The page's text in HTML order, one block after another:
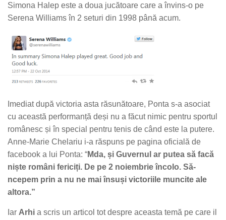
Simona Halep este a doua jucătoare care a învins-o pe
Serena Williams în 2 seturi din 1998 până acum.
Imediat după victoria asta răsunătoare, Ponta s-a asociat
cu această performanță deși nu a făcut nimic pentru sportul
românesc și în special pentru tenis de când este la putere.
Anne-Marie Chelariu i-a răspuns pe pagina oficială de
facebook a lui Ponta: “Mda, și Guvernul ar putea să facă
niște români fericiți. De pe 2 noiembrie încolo. Să-
ncepem prin a nu ne mai însuși victoriile muncite ale
altora.”
Iar Arhi a scris un articol tot despre aceasta temă pe care il